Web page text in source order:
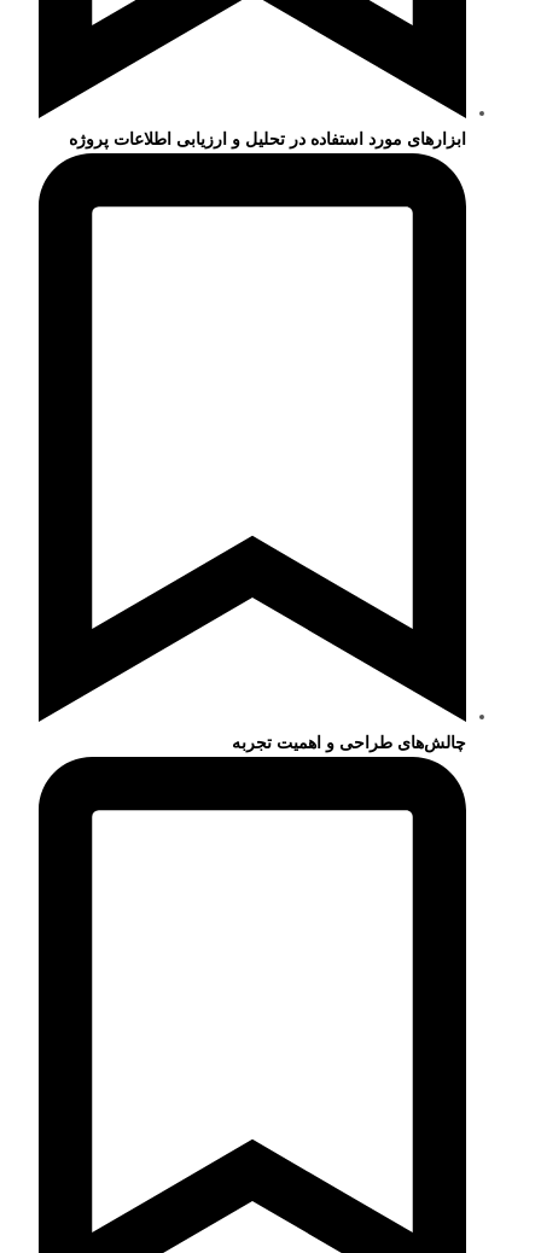
ابزارهای مورد استفاده در تحلیل و ارزیابی اطلاعات پروژه
چالش‌های طراحی و اهمیت تجربه